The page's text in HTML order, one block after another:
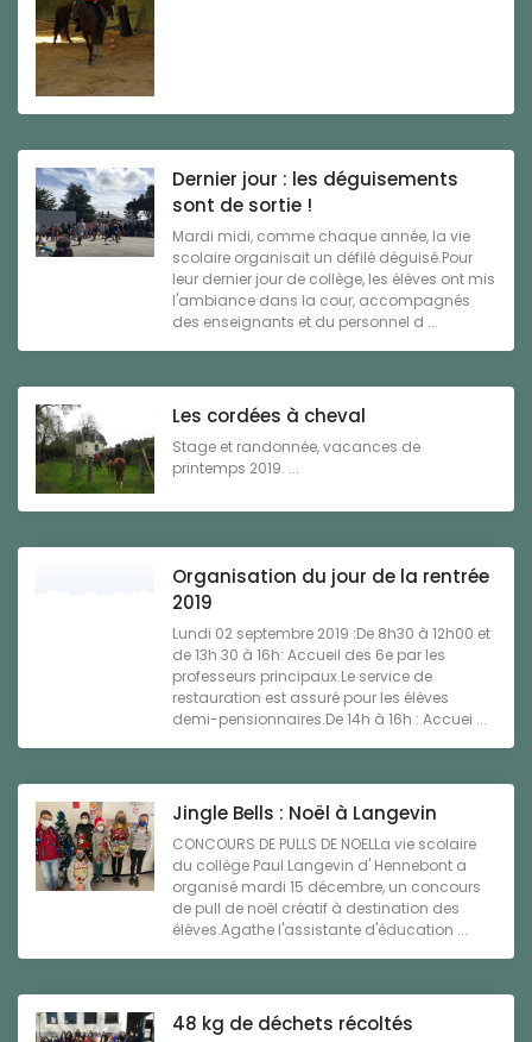
Dernier jour : les déguisements
sont de sortie !
Mardi midi, comme chaque année, la vie
scolaire organisait un défilé déguisé.Pour
leur dernier jour de collège, les élèves ont mis
l'ambiance dans la cour, accompagnés
des enseignants et du personnel d ...
Les cordées à cheval
Stage et randonnée, vacances de
printemps 2019. ...
Organisation du jour de la rentrée
2019
Lundi 02 septembre 2019 :De 8h30 à 12h00 et
de 13h 30 à 16h: Accueil des 6e par les
professeurs principaux.Le service de
restauration est assuré pour les élèves
demi-pensionnaires.De 14h à 16h : Accuei ...
Jingle Bells : Noël à Langevin
CONCOURS DE PULLS DE NOELLa vie scolaire
du collège Paul Langevin d' Hennebont a
organisé mardi 15 décembre, un concours
de pull de noël créatif à destination des
élèves.Agathe l'assistante d'éducation ...
48 kg de déchets récoltés